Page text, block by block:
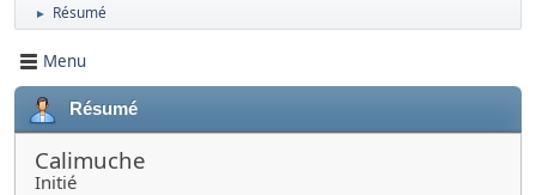
► Résumé
Menu
Résumé
Calimuche
Initié